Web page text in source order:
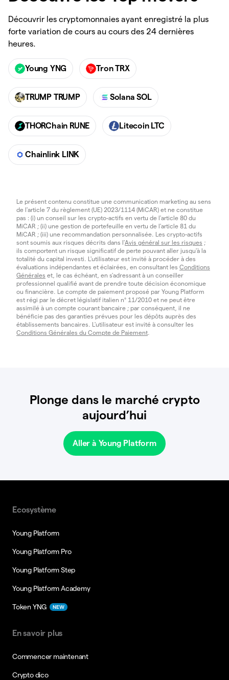
Découvrir les cryptomonnaies ayant enregistré la plus
forte variation de cours au cours des 24 dernières
heures.
Young YNG Tron TRX
TRUMP TRUMP Solana SOL
THORChain RUNE Litecoin LTC
Chainlink LINK
Le présent contenu constitue une communication marketing au sens
de l'article 7 du règlement (UE) 2023/1114 (MiCAR) et ne constitue
pas : (i) un conseil sur les crypto-actifs en vertu de l'article 80 du
MiCAR ; (ii) une gestion de portefeuille en vertu de l'article 81 du
MiCAR ; (iii) une recommandation personnalisée. Les crypto-actifs
sont soumis aux risques décrits dans l'Avis général sur les risques ;
ils comportent un risque significatif de perte pouvant aller jusqu'à la
totalité du capital investi. L'utilisateur est invité à procéder à des
évaluations indépendantes et éclairées, en consultant les Conditions
Générales et, le cas échéant, en s'adressant à un conseiller
professionnel qualifié avant de prendre toute décision économique
ou financière. Le compte de paiement proposé par Young Platform
est régi par le décret législatif italien n° 11/2010 et ne peut être
assimilé à un compte courant bancaire ; par conséquent, il ne
bénéficie pas des garanties prévues pour les dépôts auprès des
établissements bancaires. L'utilisateur est invité à consulter les
Conditions Générales du Compte de Paiement.
Plonge dans le marché crypto
aujourd’hui
Aller à Young Platform
Ecosystème
Young Platform
Young Platform Pro
Young Platform Step
Young Platform Academy
Token YNG NEW
En savoir plus
Commencer maintenant
Crypto dico